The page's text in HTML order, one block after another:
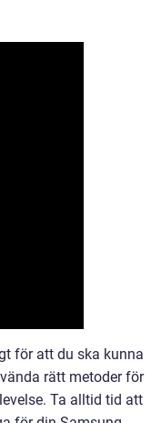
för att du ska kunna
rätt metoder för
Ta alltid tid att